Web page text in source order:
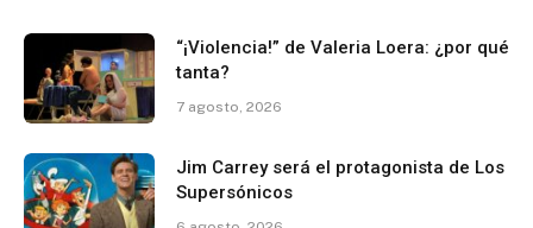
“¡Violencia!” de Valeria Loera: ¿por qué
tanta?
7 agosto, 2026
Jim Carrey será el protagonista de Los
Supersónicos